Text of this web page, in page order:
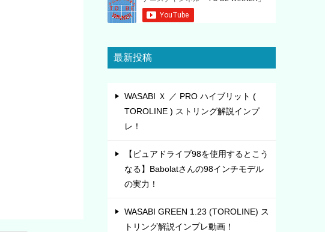
最新投稿
WASABI Ｘ ／ PRO ハイブリット (
TOROLINE ) ストリング解説インプ
レ！
【ピュアドライブ98を使用するとこう
なる】Babolatさんの98インチモデル
の実力！
WASABI GREEN 1.23 (TOROLINE) ス
トリング解説インプレ動画！